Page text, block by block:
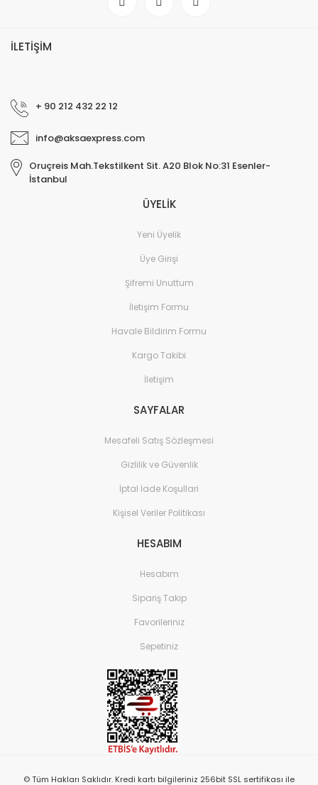
İLETİŞİM
+ 90 212 432 22 12
info@aksaexpress.com
Oruçreis Mah.Tekstilkent Sit. A20 Blok No:31 Esenler-
İstanbul
ÜYELİK
Yeni Üyelik
Üye Girişi
Şifremi Unuttum
İletişim Formu
Havale Bildirim Formu
Kargo Takibi
İletişim
SAYFALAR
Mesafeli Satış Sözleşmesi
Gizlilik ve Güvenlik
İptal İade Koşullari
Kişisel Veriler Politikası
HESABIM
Hesabım
Sipariş Takip
Favorileriniz
Sepetiniz
© Tüm Hakları Saklıdır. Kredi kartı bilgileriniz 256bit SSL sertifikası ile